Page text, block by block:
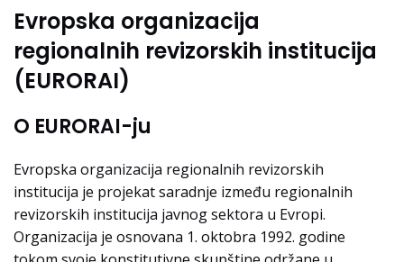
Evropska organizacija
regionalnih revizorskih institucija
(EURORAI)
O EURORAI-ju
Evropska organizacija regionalnih revizorskih
institucija je projekat saradnje između regionalnih
revizorskih institucija javnog sektora u Evropi.
Organizacija je osnovana 1. oktobra 1992. godine